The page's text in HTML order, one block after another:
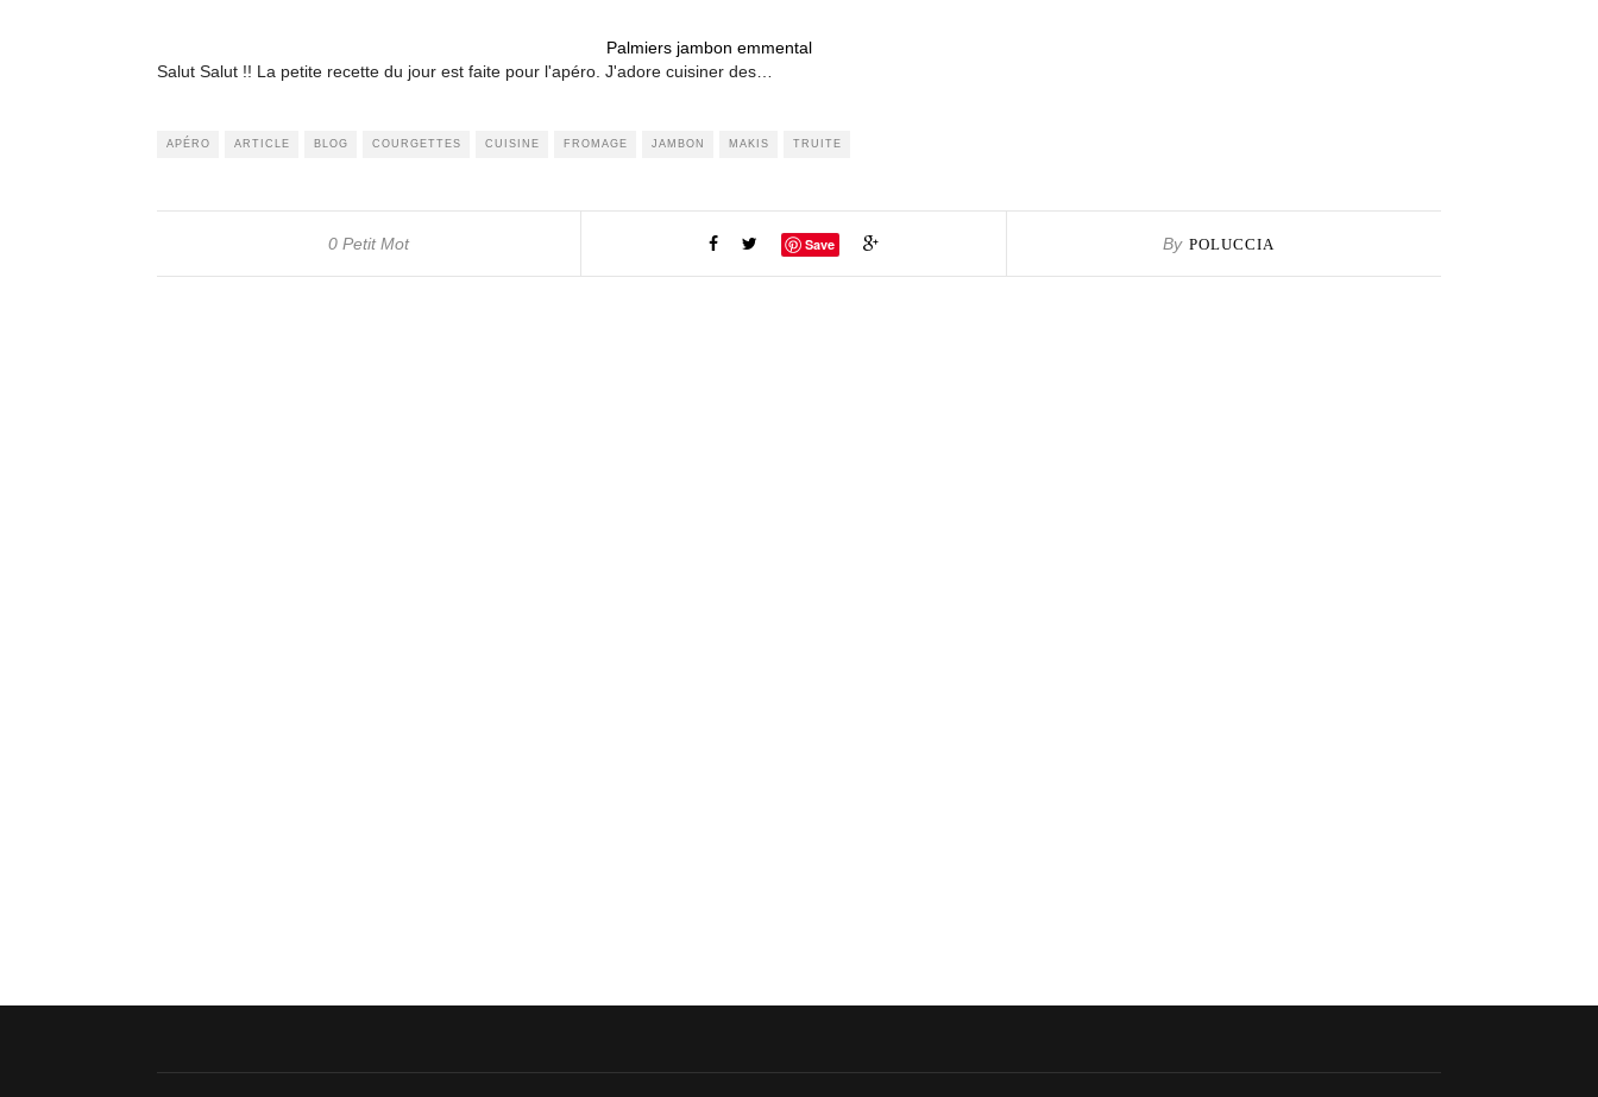
Palmiers jambon emmental
Salut Salut !! La petite recette du jour est faite pour l'apéro. J'adore cuisiner des…
APÉRO ARTICLE BLOG COURGETTES CUISINE FROMAGE JAMBON MAKIS TRUITE
0 Petit Mot Save By POLUCCIA